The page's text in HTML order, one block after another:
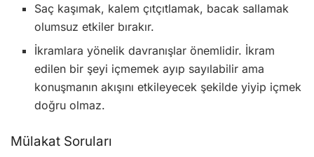
Saç kaşımak, kalem çıtçıtlamak, bacak sallamak
olumsuz etkiler bırakır.
İkramlara yönelik davranışlar önemlidir. İkram
edilen bir şeyi içmemek ayıp sayılabilir ama
konuşmanın akışını etkileyecek şekilde yiyip içmek
doğru olmaz.
Mülakat Soruları